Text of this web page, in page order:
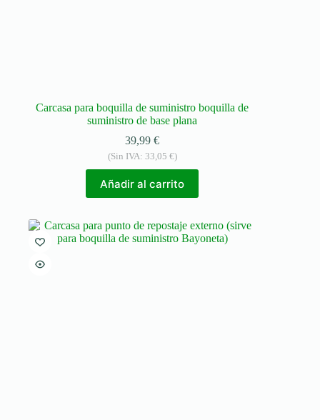
Carcasa para boquilla de suministro boquilla de
suministro de base plana
39,99€
(Sin IVA: 33,05 €)
Añadir al carrito